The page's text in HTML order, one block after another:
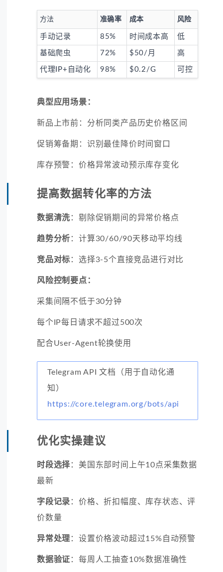
方法 准确率 成本 风险
手动记录 85% 时间成本高 低
基础爬虫 72% $50/月 高
代理IP+自动化 98% $0.2/G 可控
典型应用场景：
新品上市前：分析同类产品历史价格区间
促销筹备期：识别最佳降价时间窗口
库存预警：价格异常波动预示库存变化
提高数据转化率的方法
数据清洗：剔除促销期间的异常价格点
趋势分析 ：计算30/60/90天移动平均线
竞品对标 ：选择3-5个直接竞品进行对比
风险控制要点：
采集间隔不低于30分钟
每个IP每日请求不超过500次
配合User-Agent轮换使用
Telegram API 文档（用于自动化通
知）
https://core.telegram.org/bots/api
优化实操建议
时段选择：美国东部时间上午10点采集数据
最新
字段记录 ：价格、折扣幅度、库存状态、评
价数量
异常处理 ：设置价格波动超过15%自动预警
数据验证 ：每周人工抽查10%数据准确性